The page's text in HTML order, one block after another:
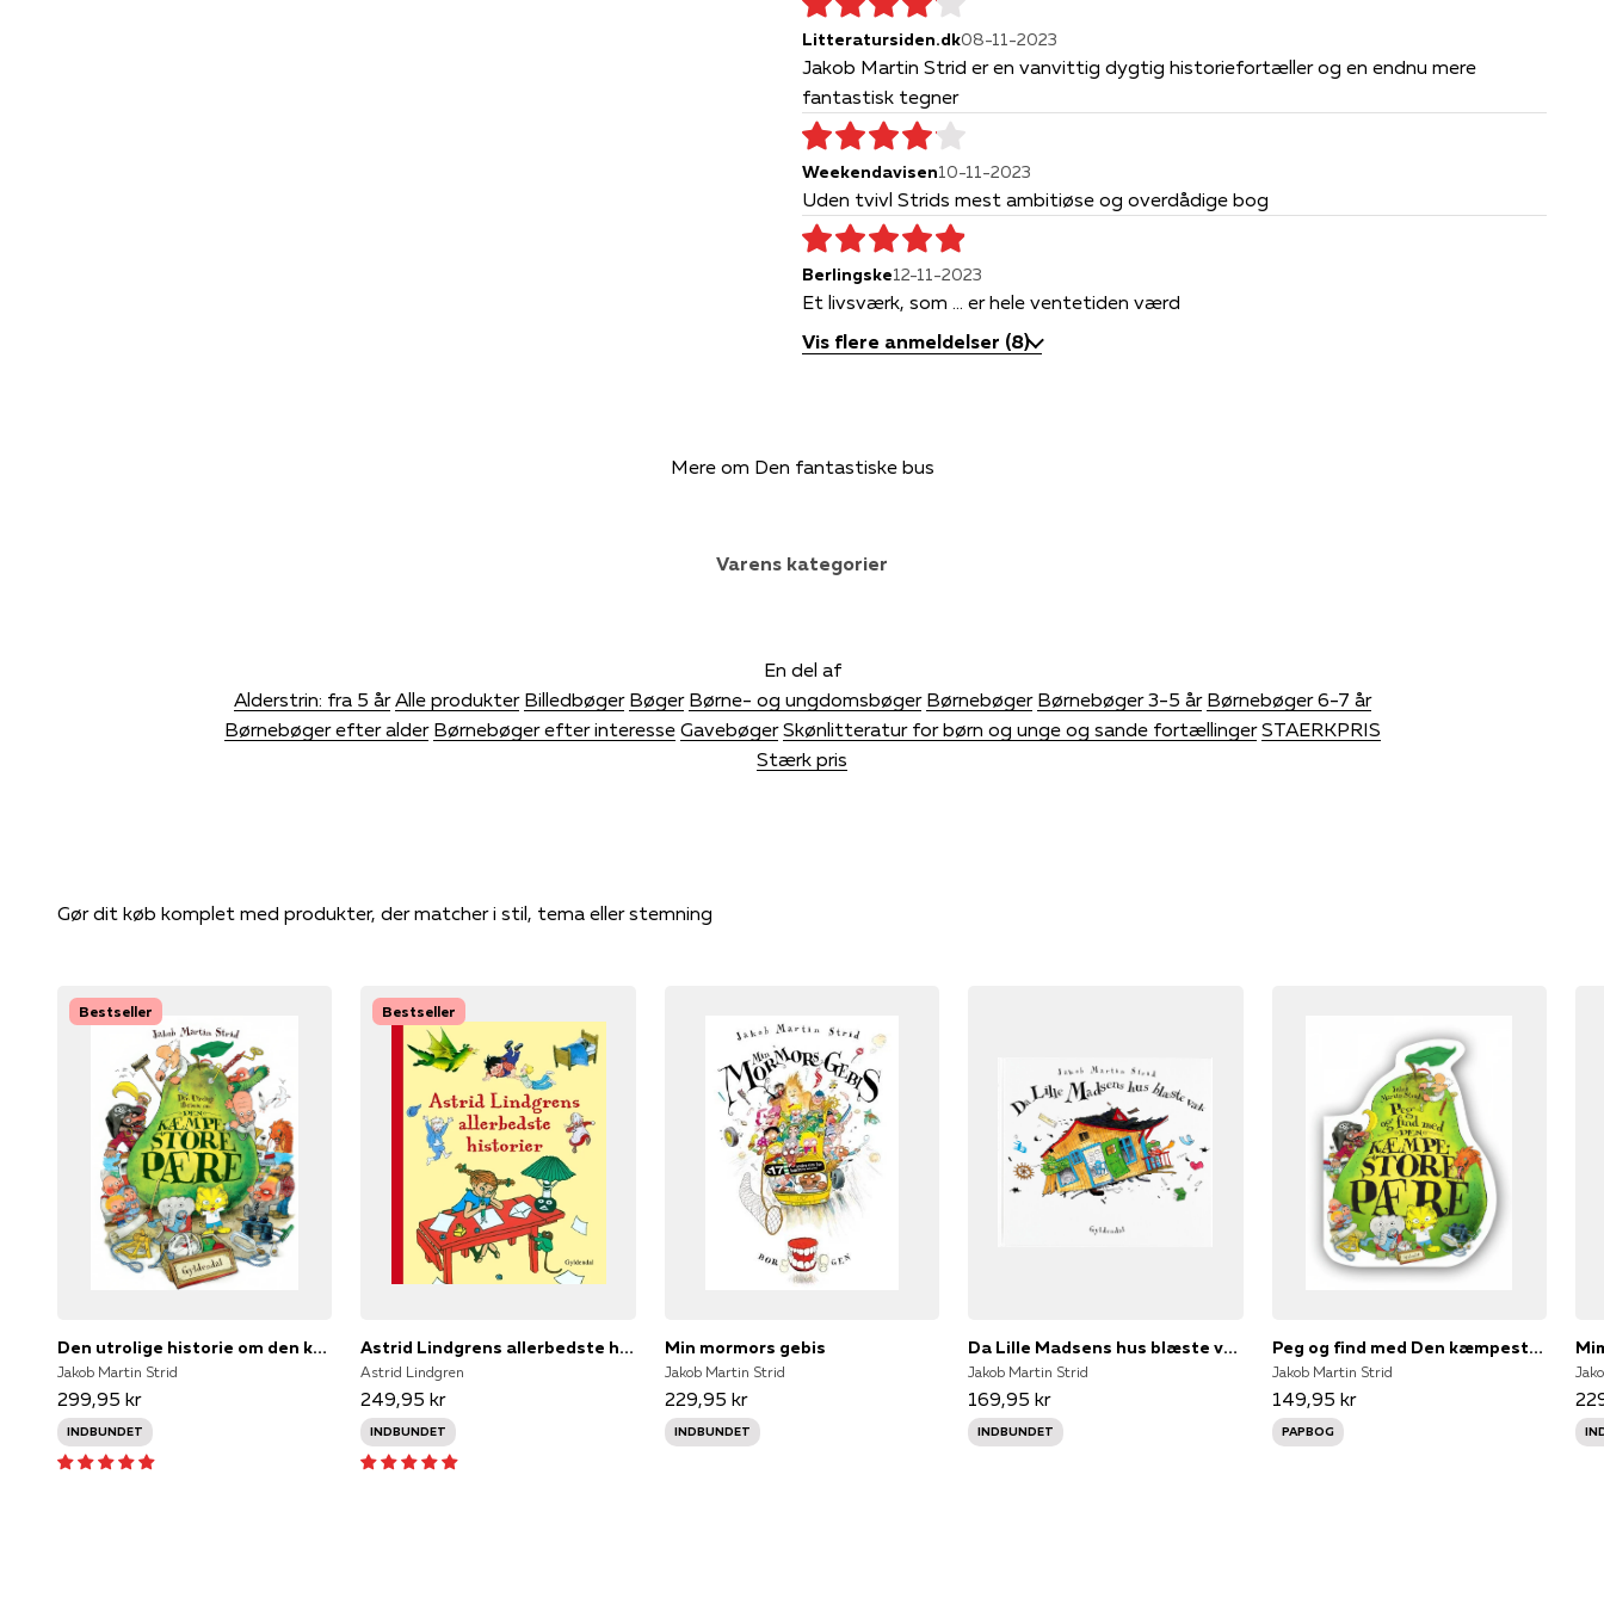
Litteratursiden.dk08-11-2023
Jakob Martin Strid er en vanvittig dygtig historiefortæller og en endnu mere
fantastisk tegner
Weekendavisen10-11-2023
Uden tvivl Strids mest ambitiøse og overdådige bog
Berlingske12-11-2023
Et livsværk, som ... er hele ventetiden værd
Vis flere anmeldelser (8)
Mere om Den fantastiske bus
Varens kategorier
En del af
Alderstrin: fra 5 år Alle produkter Billedbøger Bøger Børne- og ungdomsbøger Børnebøger Børnebøger 3-5 år Børnebøger 6-7 år
Børnebøger efter alder Børnebøger efter interesse Gavebøger Skønlitteratur for børn og unge og sande fortællinger STAERKPRIS
Stærk pris
Gør dit køb komplet med produkter, der matcher i stil, tema eller stemning
Bestseller
Den utrolige historie om den kæmpestore pære
Jakob Martin Strid
299,95 kr
INDBUNDET
Bestseller
Astrid Lindgrens allerbedste historier
Astrid Lindgren
249,95 kr
INDBUNDET
Min mormors gebis
Jakob Martin Strid
229,95 kr
INDBUNDET
Da Lille Madsens hus blæste væk
Jakob Martin Strid
169,95 kr
INDBUNDET
Peg og find med Den kæmpestore pære
Jakob Martin Strid
149,95 kr
PAPBOG